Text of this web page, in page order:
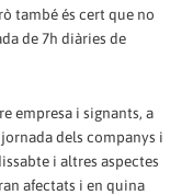
també és cert que no
de 7h diàries de
empresa i signants, a
dels companys i
i altres aspectes
afectats i en quina